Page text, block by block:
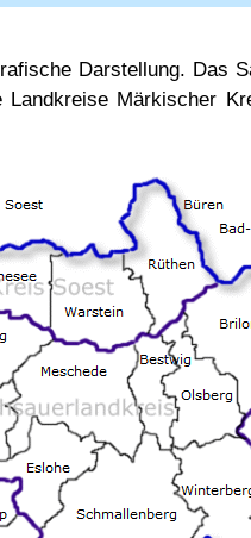
Darstellung. Das
Märkischer